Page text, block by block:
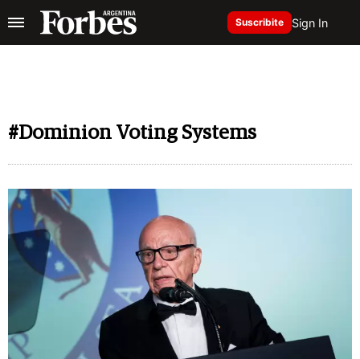
Suscribite Sign In
#Dominion Voting Systems